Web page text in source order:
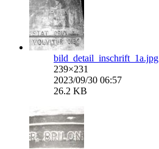
bild_detail_inschrift_1a.jpg
239×231
2023/09/30 06:57
26.2 KB